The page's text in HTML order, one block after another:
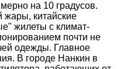
на 10 градусов.
жары, китайские
жилеты с климат-
почти не
одежды. Главное
В городе Нанкин в